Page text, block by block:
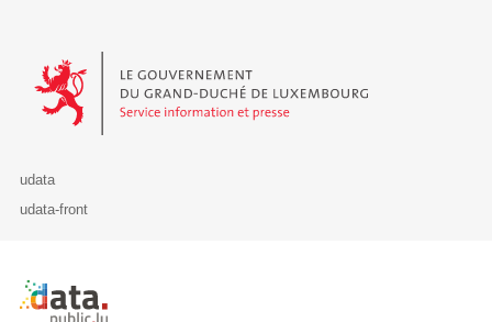
Le Gouvernement du Grand-Duché de Luxembourg - Service
udata
udata-front
Retour à l'accueil de data.public.lu